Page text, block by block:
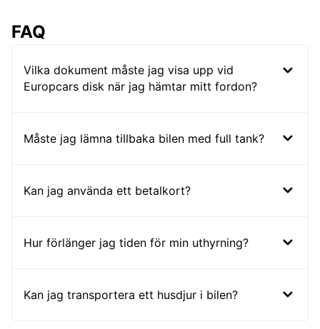
FAQ
Vilka dokument måste jag visa upp vid
Europcars disk när jag hämtar mitt fordon?
Måste jag lämna tillbaka bilen med full tank?
Kan jag använda ett betalkort?
Hur förlänger jag tiden för min uthyrning?
Kan jag transportera ett husdjur i bilen?